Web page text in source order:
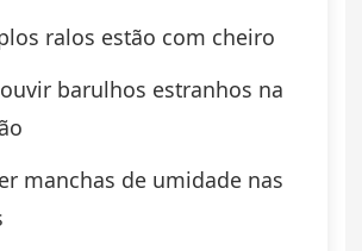
ralos estão com cheiro
ouvir barulhos estranhos na
manchas de umidade nas